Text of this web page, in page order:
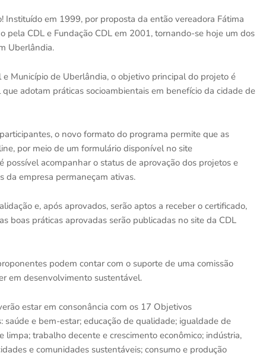
Instituído em 1999, por proposta da então vereadora Fátima
pela CDL e Fundação CDL em 2001, tornando-se hoje um dos
Uberlândia.
Município de Uberlândia, o objetivo principal do projeto é
adotam práticas socioambientais em benefício da cidade de
o novo formato do programa permite que as
por meio de um formulário disponível no site
acompanhar o status de aprovação dos projetos e
da empresa permaneçam ativas.
e, após aprovados, serão aptos a receber o certificado,
boas práticas aprovadas serão publicadas no site da CDL
podem contar com o suporte de uma comissão
em desenvolvimento sustentável.
estar em consonância com os 17 Objetivos
e bem-estar; educação de qualidade; igualdade de
trabalho decente e crescimento econômico; indústria,
e comunidades sustentáveis; consumo e produção